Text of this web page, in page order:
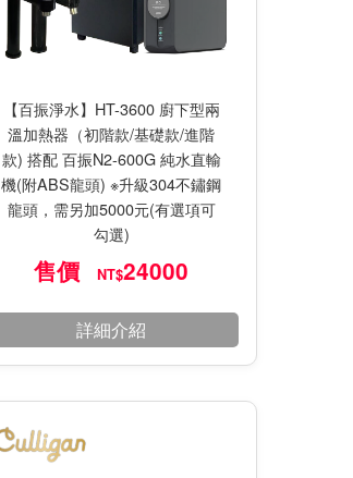
【百振淨水】HT-3600 廚下型兩
溫加熱器（初階款/基礎款/進階
款) 搭配 百振N2-600G 純水直輸
機(附ABS龍頭) ※升級304不鏽鋼
龍頭，需另加5000元(有選項可
勾選)
售價 NT$24000
詳細介紹